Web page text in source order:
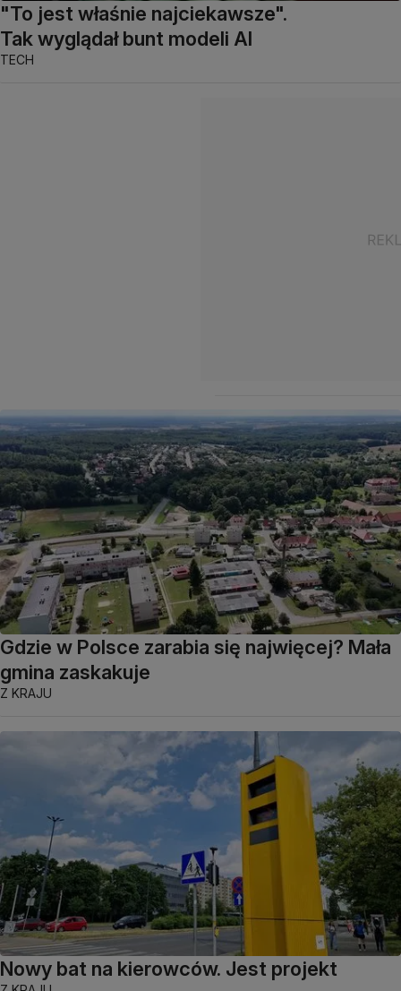
"To jest właśnie najciekawsze".
Tak wyglądał bunt modeli AI
TECH
Gdzie w Polsce zarabia się najwięcej? Mała
gmina zaskakuje
Z KRAJU
Nowy bat na kierowców. Jest projekt